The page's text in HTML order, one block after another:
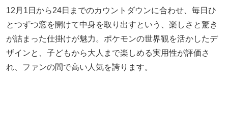
12月1日から24日までのカウントダウンに合わせ、毎日ひ
とつずつ窓を開けて中身を取り出すという、楽しさと驚き
が詰まった仕掛けが魅力。ポケモンの世界観を活かしたデ
ザインと、子どもから大人まで楽しめる実用性が評価さ
れ、ファンの間で高い人気を誇ります。